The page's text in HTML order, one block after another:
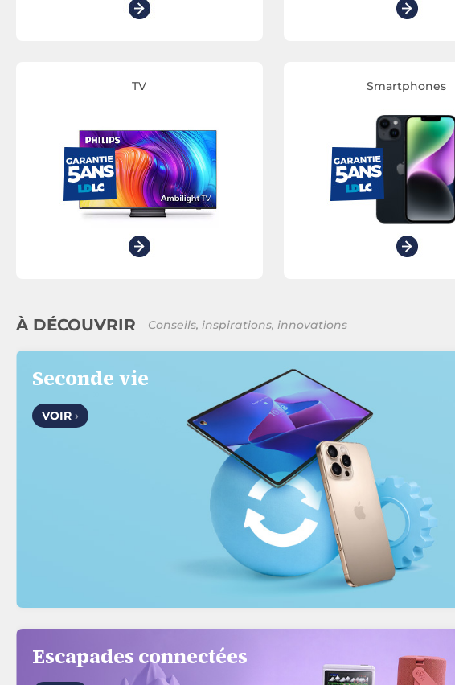
TV Smartphones
À DÉCOUVRIR Conseils, inspirations, innovations
Seconde vie
VOIR ›
Escapades connectées